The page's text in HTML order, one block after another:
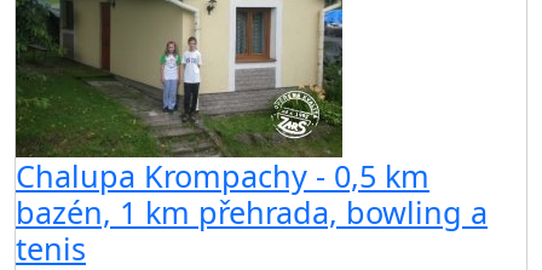
Chalupa Krompachy - 0,5 km
bazén, 1 km přehrada, bowling a
tenis